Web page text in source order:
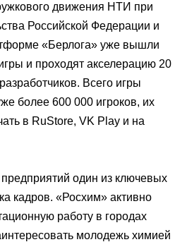
движения НТИ при
Российской Федерации и
«Берлога» уже вышли
и проходят акселерацию 20
Всего игры
более 600 000 игроков, их
в RuStore, VK Play и на
один из ключевых
кадров. «Росхим» активно
работу в городах
молодежь химией